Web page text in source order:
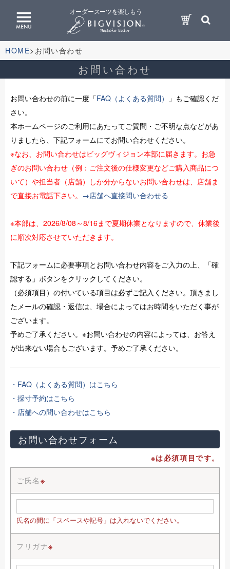
オーダースーツを楽しもう
HOME お問い合わせ
お問い合わせ
お問い合わせの前に一度「FAQ（よくある質問）
」もご確認くだ
さい。
本ホームページのご利用にあたってご質問・ご不明な点などがあ
りましたら、下記フォームにてお問い合わせください。
※なお、お問い合わせはビッグヴィジョン本部に届きます。お急
ぎのお問い合わせ（例：ご注文後の仕様変更などご購入商品につ
いて）や担当者（店舗）しか分からないお問い合わせは、店舗ま
で直接お電話下さい。 →店舗へ直接問い合わせる
※本部は、2026/8/08～8/16まで夏期休業となりますので、休業後
に順次対応させていただきます。
下記フォームに必要事項とお問い合わせ内容をご入力の上、「確
認する」ボタンをクリックしてください。
（必須項目）の付いている項目は必ずご記入ください。頂きまし
たメールの確認・返信は、場合によってはお時間をいただく事が
ございます。
予めご了承ください。※お問い合わせの内容によっては、お答え
が出来ない場合もございます。予めご了承ください。
・FAQ（よくある質問）はこちら
・採寸予約はこちら
・店舗への問い合わせはこちら
お問い合わせフォーム
※は必須項目です。
ご氏名 ※
氏名の間に「スペースや記号」は入れないでください。
フリガナ※